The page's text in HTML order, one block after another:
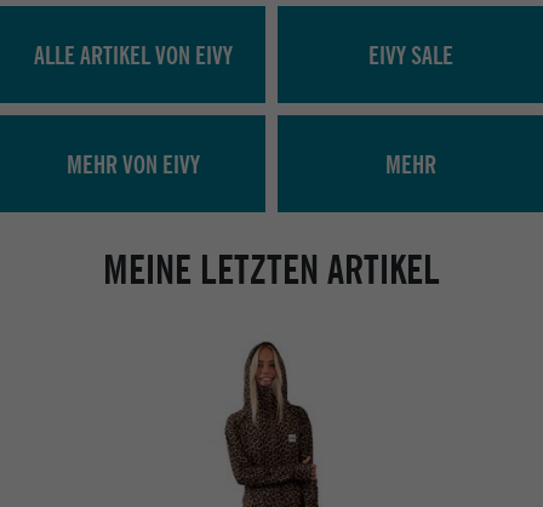
ALLE ARTIKEL VON EIVY EIVY SALE
MEHR VON EIVY MEHR
MEINE LETZTEN ARTIKEL